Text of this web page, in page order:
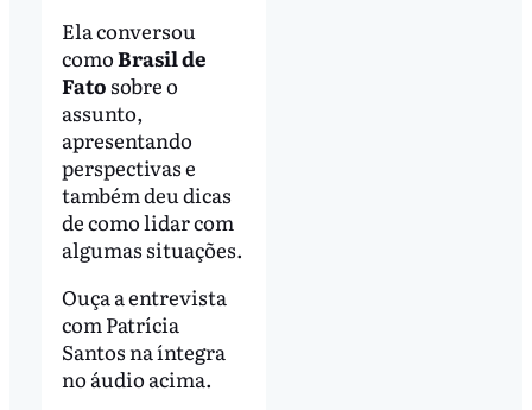
Ela conversou
comoBrasil de
Fato sobre o
assunto,
apresentando
perspectivas e
também deu dicas
de como lidar com
algumas situações.
Ouça a entrevista
com Patrícia
Santos na íntegra
no áudio acima.